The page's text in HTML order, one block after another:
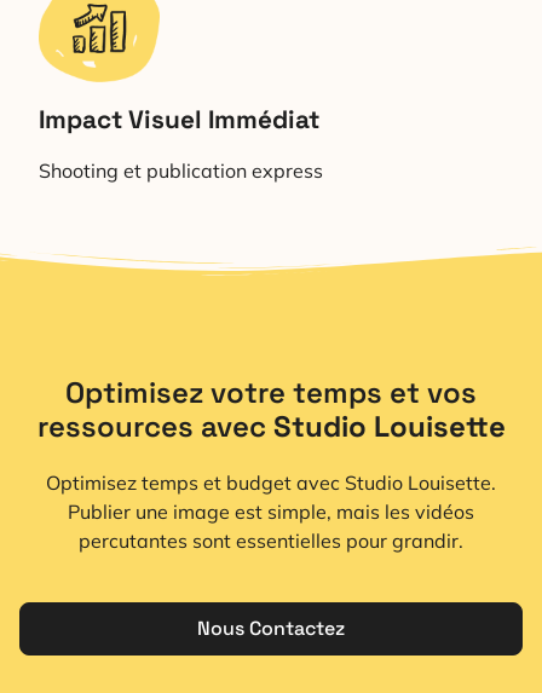
Impact Visuel Immédiat
Shooting et publication express
Optimisez votre temps et vos
ressources avec Studio Louisette
Optimisez temps et budget avec Studio Louisette.
Publier une image est simple, mais les vidéos
percutantes sont essentielles pour grandir.
Nous Contactez